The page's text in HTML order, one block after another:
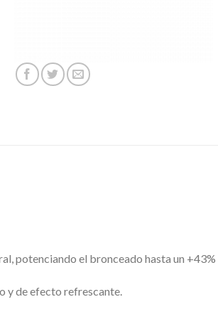
potenciando el bronceado hasta un +43%
y de efecto refrescante.